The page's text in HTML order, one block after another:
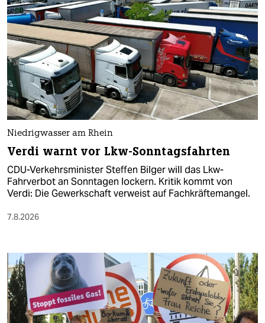
Niedrigwasser am Rhein
Verdi warnt vor Lkw-Sonntagsfahrten
CDU-Verkehrsminister Steffen Bilger will das Lkw-
Fahrverbot an Sonntagen lockern. Kritik kommt von
Verdi: Die Gewerkschaft verweist auf Fachkräftemangel.
7.8.2026